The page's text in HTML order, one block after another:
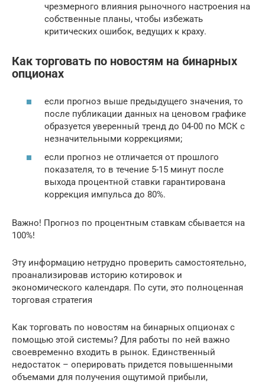
чрезмерного влияния рыночного настроения на
собственные планы, чтобы избежать
критических ошибок, ведущих к краху.
Как торговать по новостям на бинарных
опционах
если прогноз выше предыдущего значения, то
после публикации данных на ценовом графике
образуется уверенный тренд до 04-00 по МСК с
незначительными коррекциями;
если прогноз не отличается от прошлого
показателя, то в течение 5-15 минут после
выхода процентной ставки гарантирована
коррекция импульса до 80%.
Важно! Прогноз по процентным ставкам сбывается на
100%!
Эту информацию нетрудно проверить самостоятельно,
проанализировав историю котировок и
экономического календаря. По сути, это полноценная
торговая стратегия
Как торговать по новостям на бинарных опционах с
помощью этой системы? Для работы по ней важно
своевременно входить в рынок. Единственный
недостаток – оперировать придется повышенными
объемами для получения ощутимой прибыли,